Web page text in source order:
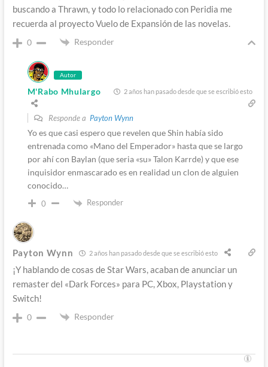
buscando a Thrawn, y todo lo relacionado con Peridia me
recuerda al proyecto Vuelo de Expansión de las novelas.
0 Responder
Autor
M'Rabo Mhulargo 2 años han pasado desde que se escribió esto
Responde a Payton Wynn
Yo es que casi espero que revelen que Shin había sido
entrenada como «Mano del Emperador» hasta que se largo
por ahí con Baylan (que seria «su» Talon Karrde) y que ese
inquisidor enmascarado es en realidad un clon de alguien
conocido…
0 Responder
Payton Wynn 2 años han pasado desde que se escribió esto
¡Y hablando de cosas de Star Wars, acaban de anunciar un
remaster del «Dark Forces» para PC, Xbox, Playstation y
Switch!
0 Responder